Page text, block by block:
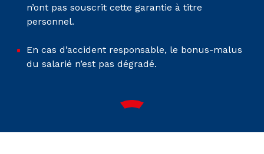
n’ont pas souscrit cette garantie à titre
personnel.
En cas d’accident responsable, le bonus-malus
du salarié n’est pas dégradé.